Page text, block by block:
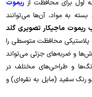
اول برای محافظت از ریموت
به مواد، آن‌ها می‌توانند
ریموت ماجیکار تصویری گلد
محافظت متوسطی را
و ضربه‌های جزئی می‌تواند
و طراحی‌های مختلف در
سفید (مایل به نقره‌ای) و